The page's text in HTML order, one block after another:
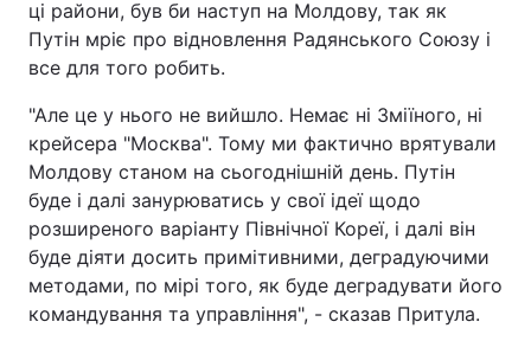
ці райони, був би наступ на Молдову, так як
Путін мріє про відновлення Радянського Союзу і
все для того робить.
"Але це у нього не вийшло. Немає ні Зміїного, ні
крейсера "Москва". Тому ми фактично врятували
Молдову станом на сьогоднішній день. Путін
буде і далі занурюватись у свої ідеї щодо
розширеного варіанту Північної Кореї, і далі він
буде діяти досить примітивними, деградуючими
методами, по мірі того, як буде деградувати його
командування та управління", - сказав Притула.